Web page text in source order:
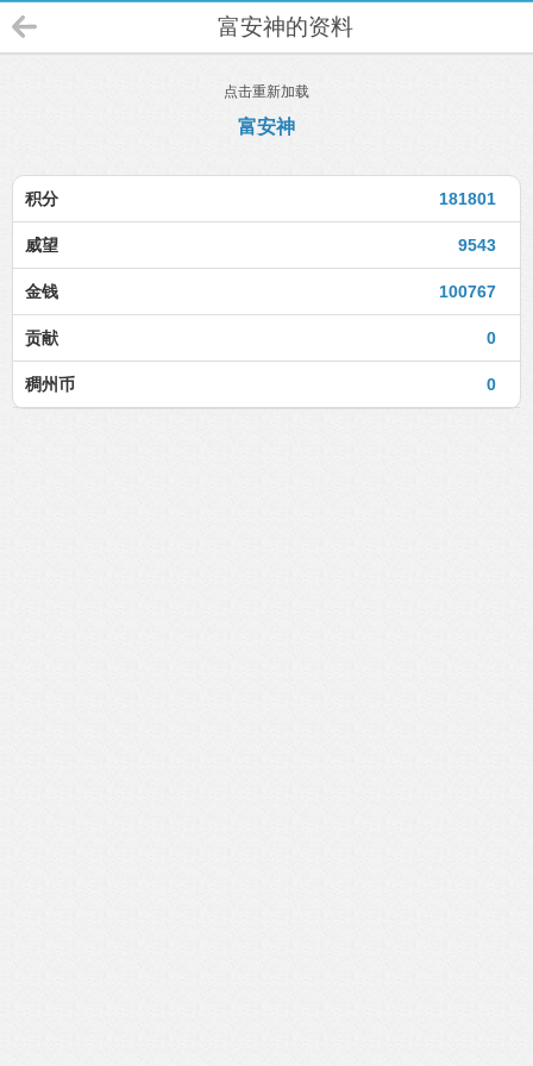
富安神的资料
点击重新加载
富安神
181801
积分
9543
威望
100767
金钱
0
贡献
0
稠州币